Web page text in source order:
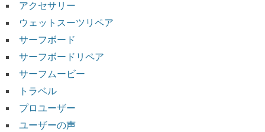
アクセサリー
ウェットスーツリペア
サーフボード
サーフボードリペア
サーフムービー
トラベル
プロユーザー
ユーザーの声